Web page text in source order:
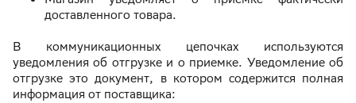
доставленного товара.
В коммуникационных цепочках используются
уведомления об отгрузке и о приемке. Уведомление об
отгрузке это документ, в котором содержится полная
информация от поставщика: